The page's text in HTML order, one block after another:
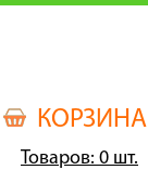
КОРЗИНА
Товаров: 0 шт.